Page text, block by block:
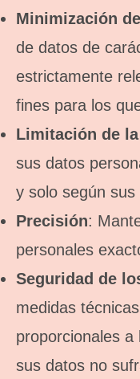
Minimización
de datos de
estrictamente
fines para los
Limitación de
sus datos
y solo según sus
Precisión:
personales
Seguridad de
medidas
proporcionales
sus datos no